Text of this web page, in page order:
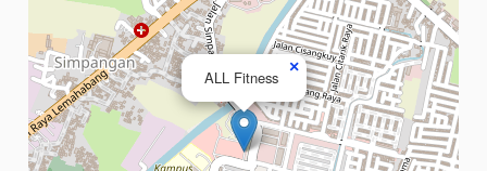
ALL Fitness
×